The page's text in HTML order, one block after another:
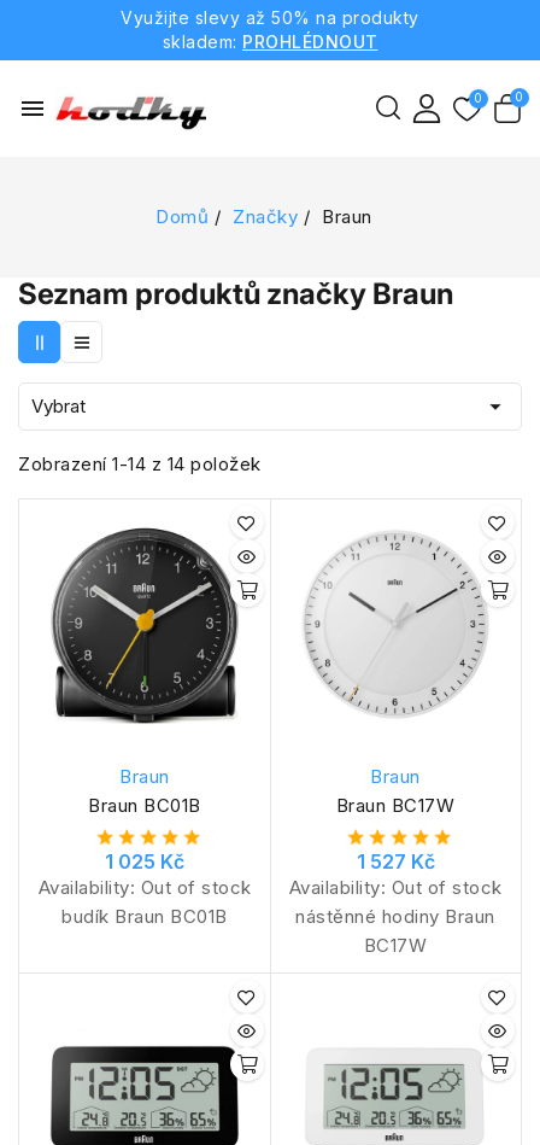
Využijte slevy až 50% na produkty
skladem: PROHLÉDNOUT
menu
Domů Značky Braun
Seznam produktů značky Braun
Vybrat 
Zobrazení 1-14 z 14 položek
Braun
Braun BC01B
1 025 Kč
Availability: Out of stock
budík Braun BC01B
Braun
Braun BC17W
1 527 Kč
Availability: Out of stock
nástěnné hodiny Braun
BC17W